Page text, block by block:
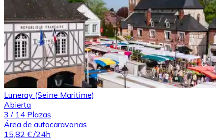
Luneray (Seine Maritime)
Abierta
3 / 14 Plazas
Área de autocaravanas
15,82 € /24h